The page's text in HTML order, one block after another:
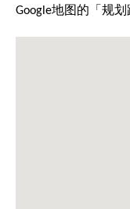
Google地图的「规划